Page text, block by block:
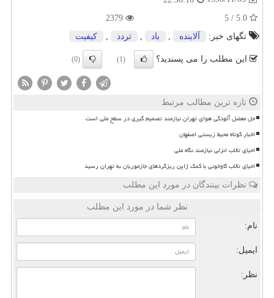
تگهای خبر:
آلاینده , باد , تردد , كیفیت
این مطلب را می پسندید؟ (1)
(0)
تازه ترین مطالب مرتبط
حل معضل آلودگی هوای تهران نیازمند تصمیم گیری در سطح ملی است
اخبار کوتاه محیط زیستی اصفهان
احیای تالاب انزلی نیازمند نگاه ملی
احیای تالاب گاوخونی با کمک ژاپن ریزگردهای جازموریان به تهران رسید
نظرات بینندگان در مورد این مطلب
نظر شما در مورد این مطلب
نام:
ایمیل:
نظر: